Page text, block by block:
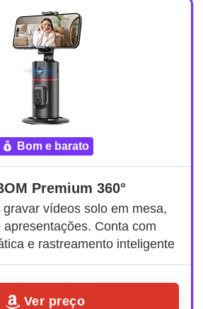
bom e barato
Premium 360°
gravar vídeos solo em mesa,
apresentações. Conta com
e rastreamento inteligente
Ver preço